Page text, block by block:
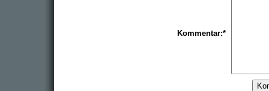
Kommentar:*